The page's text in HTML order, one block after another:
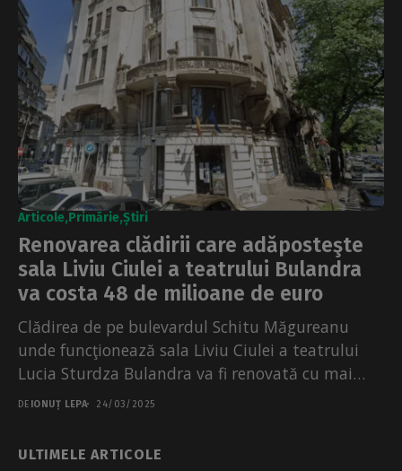
Articole Primărie Știri
Renovarea clădirii care adăposteşte
sala Liviu Ciulei a teatrului Bulandra
va costa 48 de milioane de euro
Clădirea de pe bulevardul Schitu Măgureanu
unde funcţionează sala Liviu Ciulei a teatrului
Lucia Sturdza Bulandra va fi renovată cu mai
bine de...
DE IONUȚ LEPA 24/03/2025
ULTIMELE ARTICOLE